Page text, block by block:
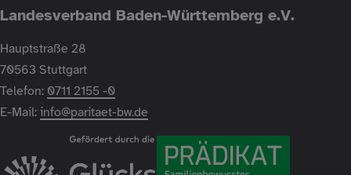
Landesverband Baden-Württemberg e.V.
Hauptstraße 28
70563 Stuttgart
Telefon: 0711 2155 -0
E-Mail: info@paritaet-bw.de